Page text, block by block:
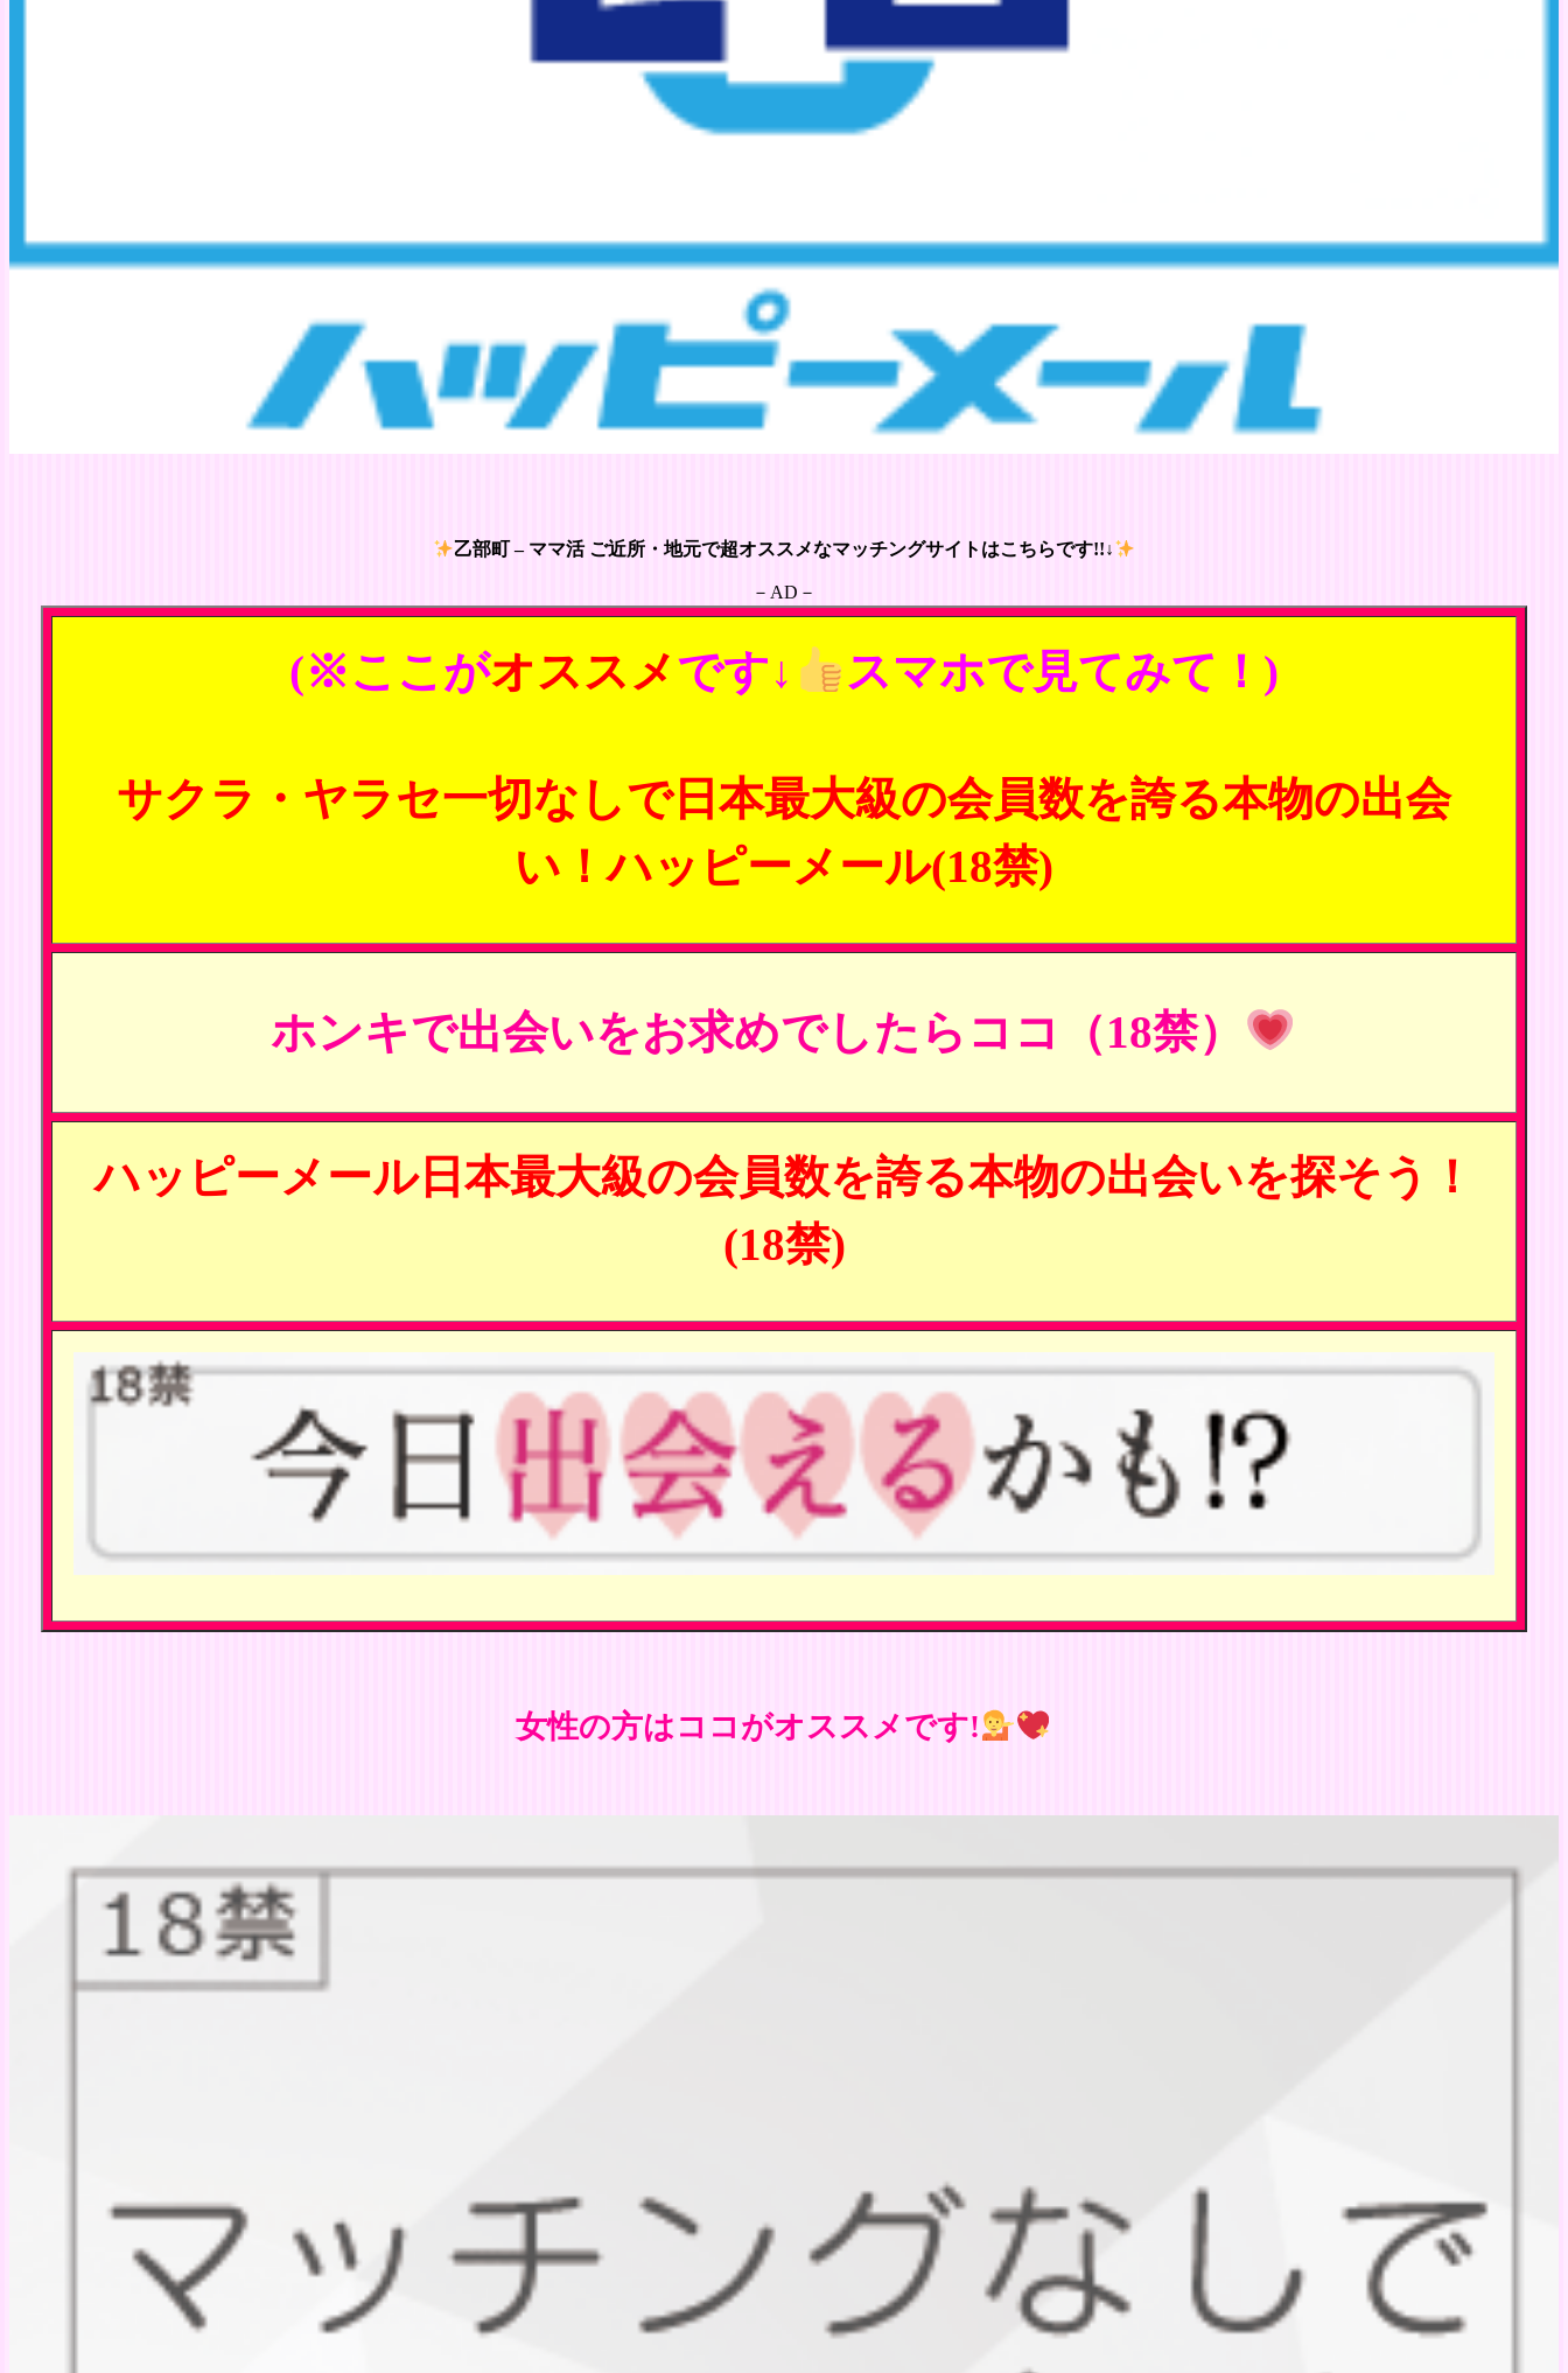
乙部町 – ママ活 ご近所・地元で超オススメなマッチングサイトはこちらです!!↓
－AD－
(※ここがオススメです↓ スマホで見てみて！)
サクラ・ヤラセ一切なしで日本最大級の会員数を誇る本物の出会
い！ハッピーメール(18禁)
ホンキで出会いをお求めでしたらココ（18禁）
ハッピーメール日本最大級の会員数を誇る本物の出会いを探そう！
(18禁)
女性の方はココがオススメです!